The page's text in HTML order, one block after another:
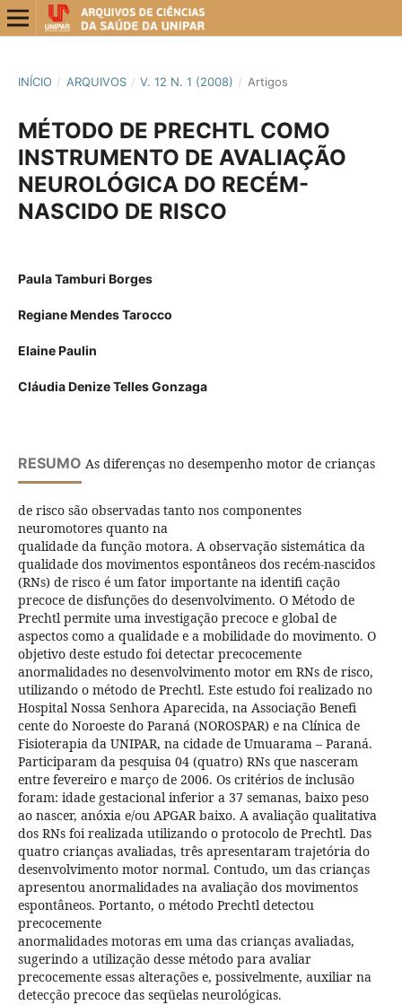
INÍCIO / ARQUIVOS / V. 12 N. 1 (2008) / Artigos
MÉTODO DE PRECHTL COMO
INSTRUMENTO DE AVALIAÇÃO
NEUROLÓGICA DO RECÉM-
NASCIDO DE RISCO
Paula Tamburi Borges
Regiane Mendes Tarocco
Elaine Paulin
Cláudia Denize Telles Gonzaga
RESUMO As diferenças no desempenho motor de crianças
de risco são observadas tanto nos componentes
neuromotores quanto na
qualidade da função motora. A observação sistemática da
qualidade dos movimentos espontâneos dos recém-nascidos
(RNs) de risco é um fator importante na identifi cação
precoce de disfunções do desenvolvimento. O Método de
Prechtl permite uma investigação precoce e global de
aspectos como a qualidade e a mobilidade do movimento. O
objetivo deste estudo foi detectar precocemente
anormalidades no desenvolvimento motor em RNs de risco,
utilizando o método de Prechtl. Este estudo foi realizado no
Hospital Nossa Senhora Aparecida, na Associação Benefi
cente do Noroeste do Paraná (NOROSPAR) e na Clínica de
Fisioterapia da UNIPAR, na cidade de Umuarama – Paraná.
Participaram da pesquisa 04 (quatro) RNs que nasceram
entre fevereiro e março de 2006. Os critérios de inclusão
foram: idade gestacional inferior a 37 semanas, baixo peso
ao nascer, anóxia e/ou APGAR baixo. A avaliação qualitativa
dos RNs foi realizada utilizando o protocolo de Prechtl. Das
quatro crianças avaliadas, três apresentaram trajetória do
desenvolvimento motor normal. Contudo, um das crianças
apresentou anormalidades na avaliação dos movimentos
espontâneos. Portanto, o método Prechtl detectou
precocemente
anormalidades motoras em uma das crianças avaliadas,
sugerindo a utilização desse método para avaliar
precocemente essas alterações e, possivelmente, auxiliar na
detecção precoce das seqüelas neurológicas.